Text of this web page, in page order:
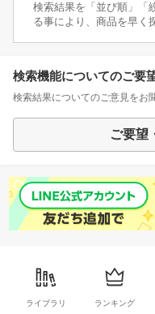
検索結果を「並び順」「
る事により、商品を早く
検索機能についてのご要
検索結果についてのご意見をお
ご要望
ライブラリ ランキング